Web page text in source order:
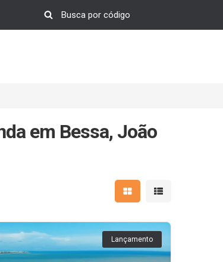
em Bessa, João
Mostrar resultados em
Mostrar
Lançamento